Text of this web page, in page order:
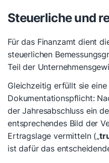
Steuerliche und
Für das Finanzamt dient
steuerlichen
Teil der
Gleichzeitig erfüllt sie
Dokumentationspflicht:
der Jahresabschluss ein
entsprechendes Bild der
Ertragslage vermitteln („
ist dafür das